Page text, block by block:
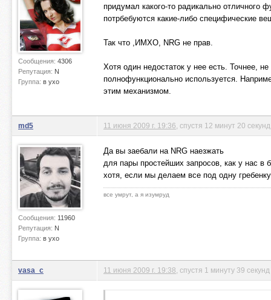
Сообщения: 4306
Репутация: N
Группа: в ухо
придумал какого-то радикально отличного
потрбебуются какие-либо специфические
Так что ,ИМХО, NRG не прав.
Хотя один недостаток у нее есть. Точнее,
полнофункционально используется.
этим механизмом.
md5
Сообщения: 11960
Репутация: N
Группа: в ухо
11 июня 2009 г. 19:36 , спустя 12 минут 20 секунд
Да вы заебали на NRG наезжать
для пары простейших запросов, как у нас в
хотя, если мы делаем все под одну
все умрут, а я изумруд
vasa_c 11 июня 2009 г. 19:38 , спустя 1 минуту 39 секунд